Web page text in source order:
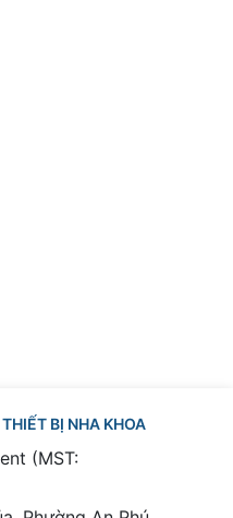
BỊ NHA KHOA
(MST: